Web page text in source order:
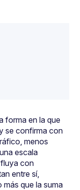
forma en la que
se confirma con
menos
escala
fluya con
entre sí,
que la suma